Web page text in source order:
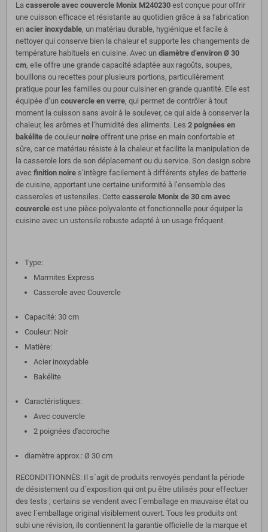
La casserole avec couvercle Monix M240230 est conçue pour offrir
une cuisson efficace et résistante au quotidien grâce à sa fabrication
en acier inoxydable, un matériau durable, hygiénique et facile à
nettoyer qui conserve bien la chaleur et supporte les changements de
température habituels en cuisine. Avec un diamètre d’environ Ø 30
cm, elle offre une grande capacité adaptée aux ragoûts, soupes,
bouillons ou recettes pour plusieurs portions, particulièrement
pratique pour les familles ou pour cuisiner en grande quantité. Elle est
équipée d’un couvercle en verre, qui permet de contrôler à tout
moment la cuisson sans avoir à le soulever, ce qui aide à conserver la
chaleur, les arômes et l’humidité des aliments. Les 2 poignées en
bakélite de couleur noire offrent une prise en main confortable et
sûre, car ce matériau résiste à la chaleur et facilite la manipulation de
la casserole lors de son déplacement ou du service. Son design sobre
avec finition noire s’intègre facilement à différents styles de batterie
de cuisine, apportant une certaine uniformité à l’ensemble des
casseroles et ustensiles. Cette casserole Monix de 30 cm avec
couvercle est une pièce polyvalente et fonctionnelle pour équiper la
cuisine avec un ustensile robuste adapté à un usage fréquent.
Type:
Marmites Express
Casserole avec Couvercle
Capacité: 30 cm
Couleur: Noir
Matière:
Acier inoxydable
Bakélite
Caractéristiques:
Avec couvercle
2 poignées d'accroche
diamètre approx.: Ø 30 cm
RECONDITIONNÉS: Il s´agit de produits renvoyés pendant la période
de désistement ou d´exposition qui ont pu être utilisés pour effectuer
des tests ; certains se vendent avec l´emballage en mauvaise état ou
avec l´emballage original visiblement ouvert. Tous les produits ont
subi une révision, ils contiennent la garantie officielle de la marque et